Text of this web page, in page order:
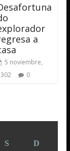
a
5 noviembre,
0
S D